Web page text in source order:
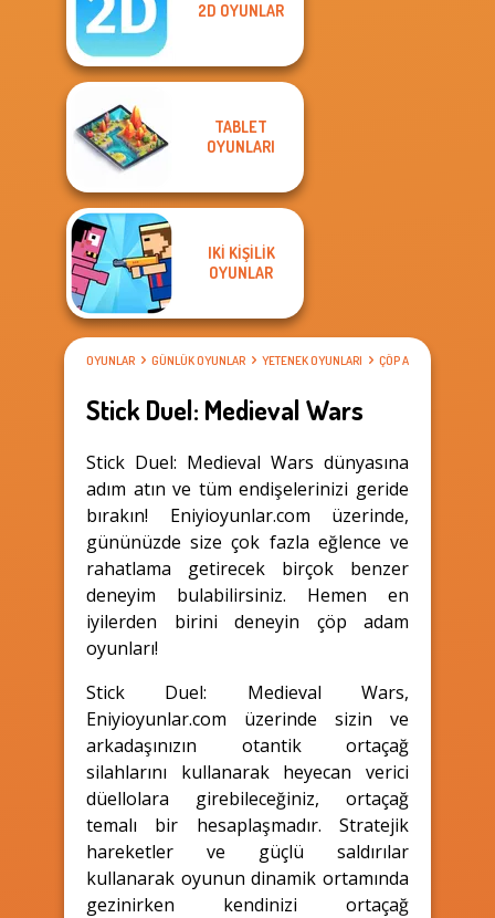
2D OYUNLAR
TABLET
OYUNLARI
IKI KIŞILIK
OYUNLAR
OYUNLAR GÜNLÜK OYUNLAR YETENEK OYUNLARI ÇÖP ADAM OYUNLARI
Stick Duel: Medieval Wars
Stick Duel: Medieval Wars dünyasına
adım atın ve tüm endişelerinizi geride
bırakın! Eniyioyunlar.com üzerinde,
gününüzde size çok fazla eğlence ve
rahatlama getirecek birçok benzer
deneyim bulabilirsiniz. Hemen en
iyilerden birini deneyin çöp adam
oyunları!
Stick Duel: Medieval Wars,
Eniyioyunlar.com üzerinde sizin ve
arkadaşınızın otantik ortaçağ
silahlarını kullanarak heyecan verici
düellolara girebileceğiniz, ortaçağ
temalı bir hesaplaşmadır. Stratejik
hareketler ve güçlü saldırılar
kullanarak oyunun dinamik ortamında
gezinirken kendinizi ortaçağ